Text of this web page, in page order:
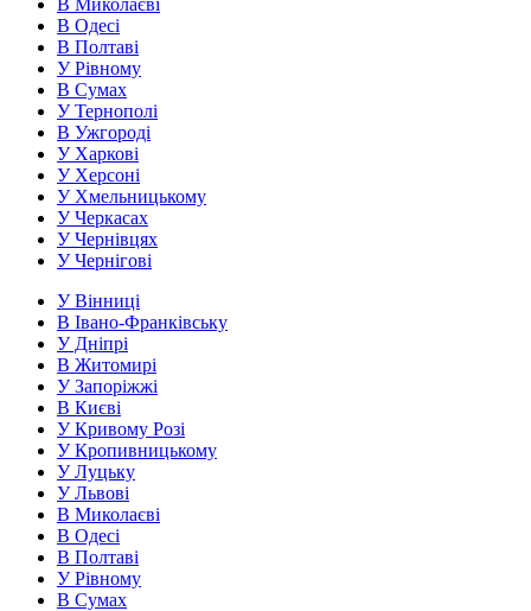
В Одесі
В Полтаві
У Рівному
В Сумах
У Тернополі
В Ужгороді
У Харкові
У Херсоні
У Хмельницькому
У Черкасах
У Чернівцях
У Чернігові
У Вінниці
В Івано-Франківську
У Дніпрі
В Житомирі
У Запоріжжі
В Києві
У Кривому Розі
У Кропивницькому
У Луцьку
У Львові
В Миколаєві
В Одесі
В Полтаві
У Рівному
В Сумах